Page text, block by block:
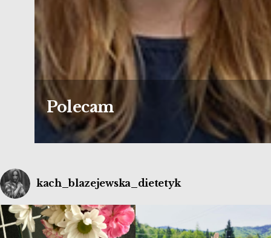
Polecam
kach_blazejewska_dietetyk